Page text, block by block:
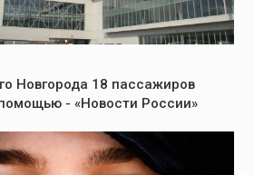
Новгорода 18 пассажиров
- «Новости России»